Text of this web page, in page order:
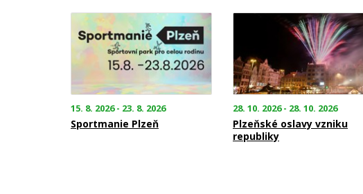
15. 8. 2026 - 23. 8. 2026
Sportmanie Plzeň
28. 10. 2026 - 28. 10. 2026
Plzeňské oslavy vzniku
republiky